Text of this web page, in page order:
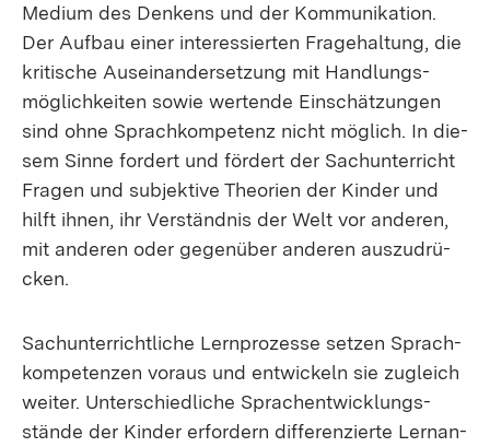
Me­di­um des Den­kens und der Kom­mu­ni­ka­ti­on.
Der Auf­bau ei­ner in­ter­es­sier­ten Fra­ge­hal­tung, die
kri­ti­sche Aus­ein­an­der­set­zung mit Hand­lungs­
mög­lich­kei­ten so­wie wer­ten­de Ein­schät­zun­gen
sind oh­ne Sprach­kom­pe­tenz nicht mög­lich. In die­
sem Sin­ne for­dert und för­dert der Sach­un­ter­richt
Fra­gen und sub­jek­ti­ve Theo­ri­en der Kin­der und
hilft ih­nen, ihr Ver­ständ­nis der Welt vor an­de­ren,
mit an­de­ren oder ge­gen­über an­de­ren aus­zu­drü­
cken.
Sach­un­ter­richt­li­che Lern­pro­zes­se set­zen Sprach­
kom­pe­ten­zen vor­aus und ent­wi­ckeln sie zu­gleich
wei­ter. Un­ter­schied­li­che Sprach­ent­wick­lungs­
stän­de der Kin­der er­for­dern dif­fe­ren­zier­te Lern­an­